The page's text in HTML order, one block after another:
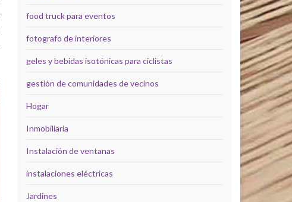
food truck para eventos
fotografo de interiores
geles y bebidas isotónicas para ciclistas
gestión de comunidades de vecinos
Hogar
Inmobiliaria
Instalación de ventanas
instalaciones eléctricas
Jardines